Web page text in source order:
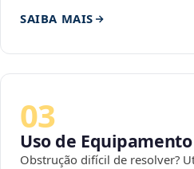
SAIBA MAIS
03
Uso de
Obstrução difícil de resolver?